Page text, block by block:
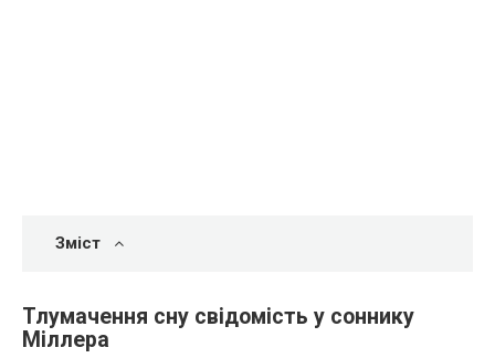
Зміст
Тлумачення сну свідомість у соннику
Міллера